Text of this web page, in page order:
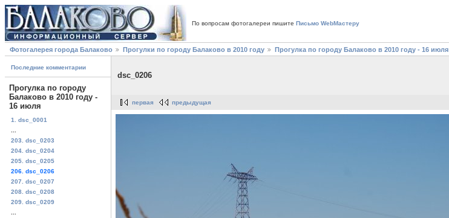
По вопросам фотогалереи пишите Письмо WebМастеру
Фотогалерея города Балаково Прогулки по городу Балаково в 2010 году Прогулка по городу Балаково в 2010 году - 16 июля
Последние комментарии
Прогулка по городу
Балаково в 2010 году -
16 июля
1. dsc_0001
203. dsc_0203
204. dsc_0204
205. dsc_0205
206. dsc_0206
207. dsc_0207
208. dsc_0208
209. dsc_0209
dsc_0206
первая предыдущая